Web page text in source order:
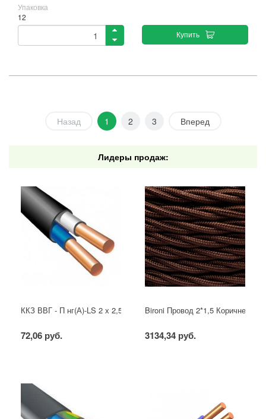
Упаковка
12
Купить
Назад 1 2 3 Вперед
Лидеры продаж:
ККЗ ВВГ - П нг(А)-LS 2 х 2,5 ГОСТ
72,06 руб.
Bironi Провод 2*1,5 Коричневый
3134,34 руб.